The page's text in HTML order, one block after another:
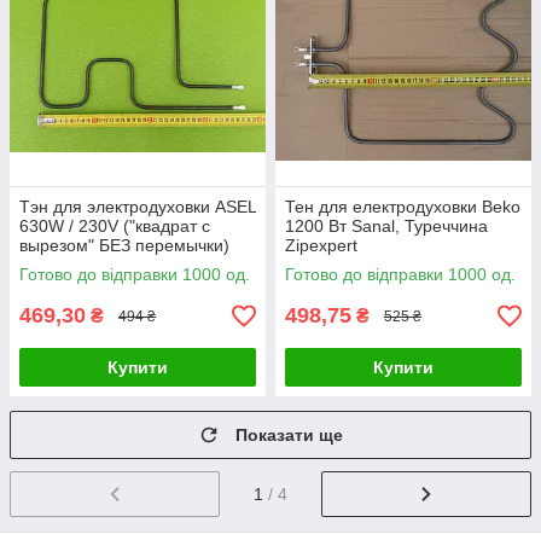
Тэн для электродуховки ASEL
630W / 230V ("квадрат с
вырезом" БЕЗ перемычки)
SANAL, Турция Zipexpert
Готово до відправки 1000 од.
469,30 ₴ 494 ₴
Купити
Тен для електродуховки Beko
1200 Вт Sanal, Туреччина
Zipexpert
Готово до відправки 1000 од.
498,75 ₴ 525 ₴
Купити
Показати ще
1 / 4